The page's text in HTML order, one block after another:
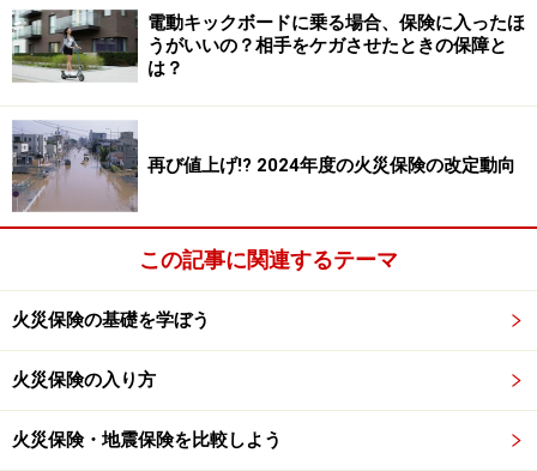
これは地震災害が保険事故に遭った人を遭わなかった人
ころがあるためです。
そのため地震で被災したら地震保険に加入していれば、
地震保険金で自己負担なしに家を建て直せる、買い直せ
ると考えるのは大きな間違いです。この地震保険の根底
にある考え方を理解していないと、地震保険に加入する
しないの判断を誤りますのでこの点をしっかり押えてお
地震保険の加入で気をつけること
電動キックボードに乗る場合、保険に入ったほ
うがいいの？相手をケガさせたときの保障と
は？
再び値上げ!? 2024年度の火災保険の改定動向
この記事に関連するテーマ
火災保険の基礎を学ぼう
火災保険の入り方
火災保険・地震保険を比較しよう